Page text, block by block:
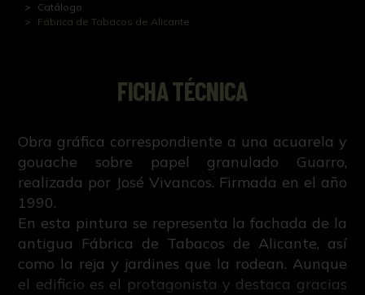
Catálogo
Fábrica de Tabacos de Alicante
FICHA TÉCNICA
Obra gráfica correspondiente a una acuarela y
gouache sobre papel granulado Guarro,
realizada por José Vivancos. Firmada en el año
1990.
En esta pintura se representa la fachada de la
antigua Fábrica de Tabacos de Alicante, así
como la reja y jardines que la rodean. Aunque
el edificio es el protagonista y destaca gracias